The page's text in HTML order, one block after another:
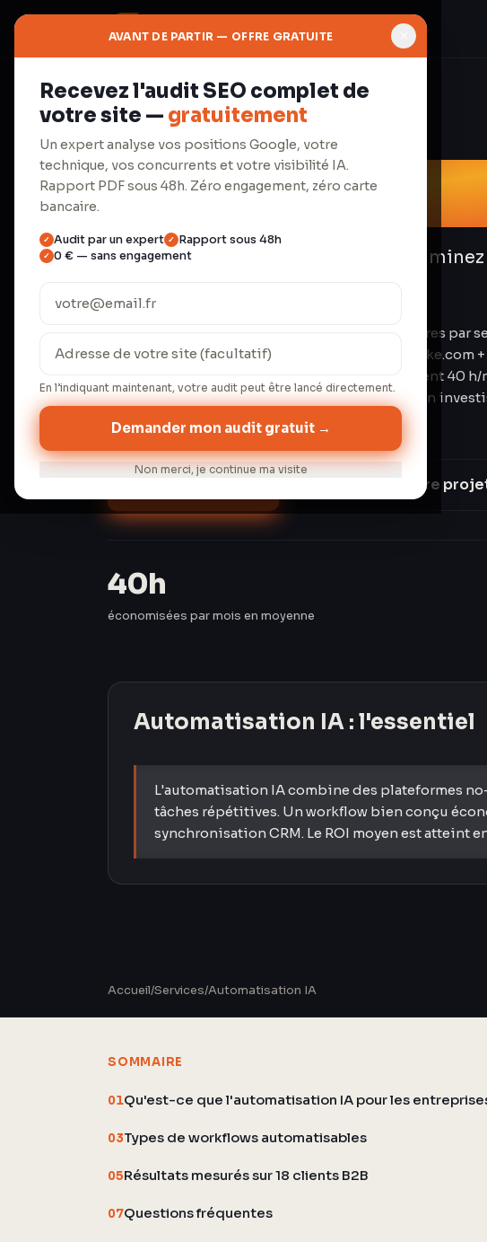
AVANT DE PARTIR — OFFRE GRATUITE
Recevez l'audit SEO complet de
votre site — gratuitement
Un expert analyse vos positions Google, votre
technique, vos concurrents et votre visibilité IA.
Rapport PDF sous 48h. Zéro engagement, zéro carte
bancaire.
✓ Audit par un expert ✓ Rapport sous 48h
✓ 0 € — sans engagement
En l’indiquant maintenant, votre audit peut être lancé directement.
Demander mon audit gratuit →
Non merci, je continue ma visite
⚡ Productivité
Make.com, agents IA, workflows.
Une PME française passe en moyenne 23 heures par
administratives répétitives (INSEE 2024). Make.com
temps de 67 %. Nos 18 clients B2B économisent 40
l'équivalent d'un quart-temps salarié, pour un
semaines.
Discuter de votre
40h
économisées par mois en moyenne
Automatisation IA : l'essentiel
L'automatisation IA combine des plateformes
tâches répétitives. Un workflow bien conçu
synchronisation CRM. Le ROI moyen est atteint
Accueil/Services/Automatisation IA
SOMMAIRE
01Qu'est-ce que l'automatisation IA pour les
03Types de workflows automatisables
05Résultats mesurés sur 18 clients B2B
07Questions fréquentes